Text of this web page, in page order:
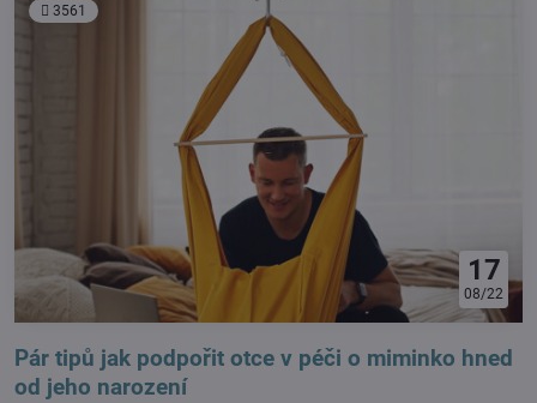
3561
17
08/22
Pár tipů jak podpořit otce v péči o miminko hned
od jeho narození